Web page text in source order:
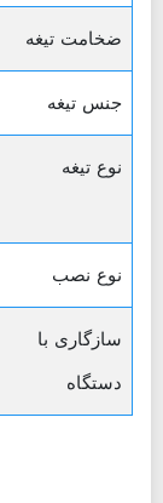
ضخامت تیغه
جنس تیغه
نوع تیغه
نوع نصب
سازگاری با
دستگاه